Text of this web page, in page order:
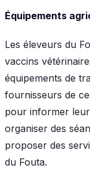
Équipements
Les éleveurs du
vaccins
équipements de
fournisseurs de
pour informer
organiser des
proposer des
du Fouta.